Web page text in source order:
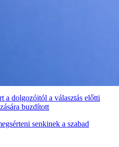
a dolgozóitól a választás előtti
buzdított
senkinek a szabad